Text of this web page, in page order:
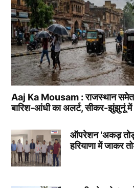
Aaj Ka Mousam : राजस्थान
बारिश-आंधी का अलर्ट, सीकर-झुंझुनूं में
ऑपरेशन ‘अकड़
हरियाणा में जाकर